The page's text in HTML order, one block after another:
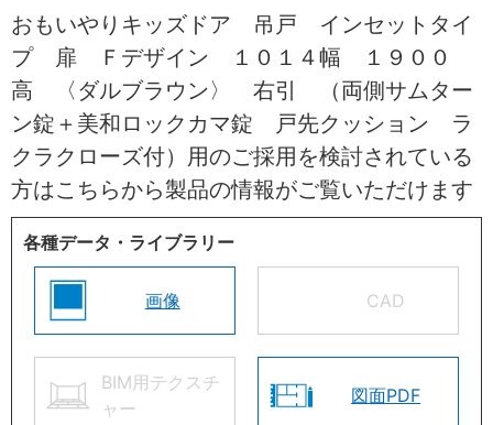
おもいやりキッズドア 吊戸 インセットタイ
プ 扉 Ｆデザイン １０１４幅 １９００
高 〈ダルブラウン〉 右引 （両側サムター
ン錠＋美和ロックカマ錠 戸先クッション ラ
クラクローズ付）用のご採用を検討されている
方はこちらから製品の情報がご覧いただけます
各種データ・ライブラリー
画像 CAD
BIM用テクスチ
ャー
図面PDF